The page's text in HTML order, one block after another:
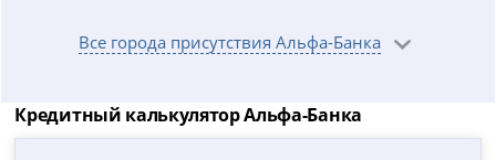
Все города присутствия Альфа-Банка
Кредитный калькулятор Альфа-Банка